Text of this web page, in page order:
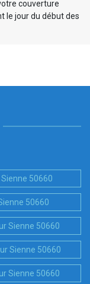
couverture
le jour du début des
50660
50660
Sienne 50660
Sienne 50660
Sienne 50660